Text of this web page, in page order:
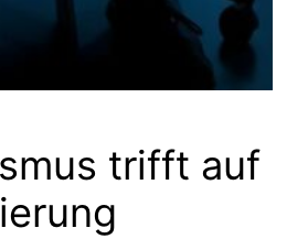
trifft auf